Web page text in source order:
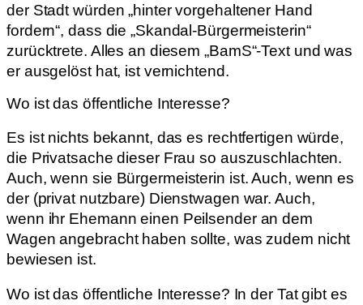
der Stadt würden „hinter vorgehaltener Hand
fordern“, dass die „Skandal-Bürgermeisterin“
zurücktrete. Alles an diesem „BamS“-Text und was
er ausgelöst hat, ist vernichtend.
Wo ist das öffentliche Interesse?
Es ist nichts bekannt, das es rechtfertigen würde,
die Privatsache dieser Frau so auszuschlachten.
Auch, wenn sie Bürgermeisterin ist. Auch, wenn es
der (privat nutzbare) Dienstwagen war. Auch,
wenn ihr Ehemann einen Peilsender an dem
Wagen angebracht haben sollte, was zudem nicht
bewiesen ist.
Wo ist das öffentliche Interesse? In der Tat gibt es